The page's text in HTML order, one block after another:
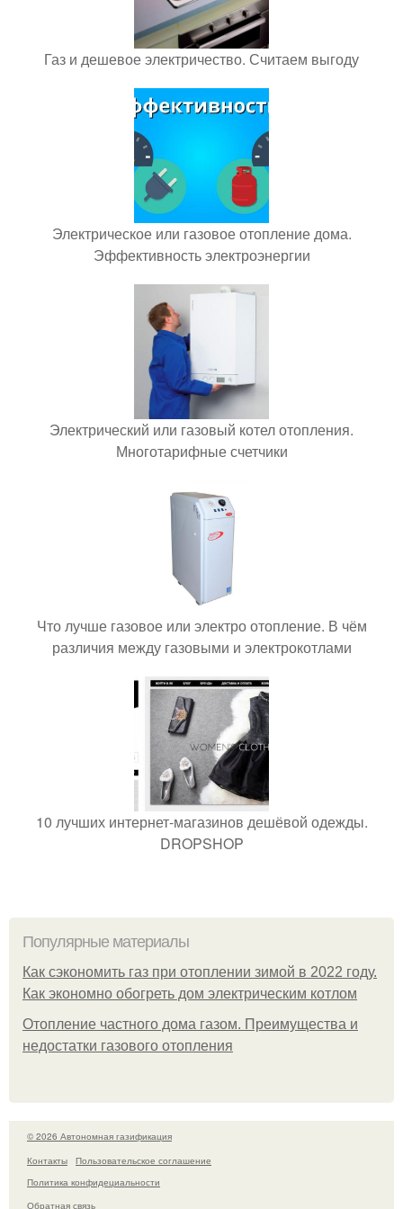
Газ и дешевое электричество. Считаем выгоду
Электрическое или газовое отопление дома.
Эффективность электроэнергии
Электрический или газовый котел отопления.
Многотарифные счетчики
Что лучше газовое или электро отопление. В чём
различия между газовыми и электрокотлами
10 лучших интернет-магазинов дешёвой одежды.
DROPSHOP
Популярные материалы
Как сэкономить газ при отоплении зимой в 2022 году.
Как экономно обогреть дом электрическим котлом
Отопление частного дома газом. Преимущества и
недостатки газового отопления
© 2026 Автономная газификация
Контакты
Пользовательское соглашение
Политика конфидециальности
Обратная связь